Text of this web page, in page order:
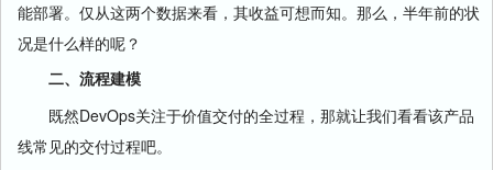
能部署。仅从这两个数据来看，其收益可想而知。那么，半年前的状
况是什么样的呢？
二、流程建模
既然DevOps关注于价值交付的全过程，那就让我们看看该产品
线常见的交付过程吧。